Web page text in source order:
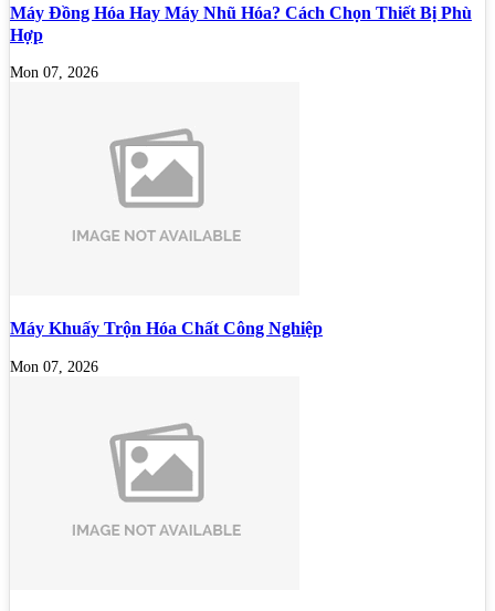
Máy Đồng Hóa Hay Máy Nhũ Hóa? Cách Chọn Thiết Bị Phù
Hợp
Mon 07, 2026
Máy Khuấy Trộn Hóa Chất Công Nghiệp
Mon 07, 2026